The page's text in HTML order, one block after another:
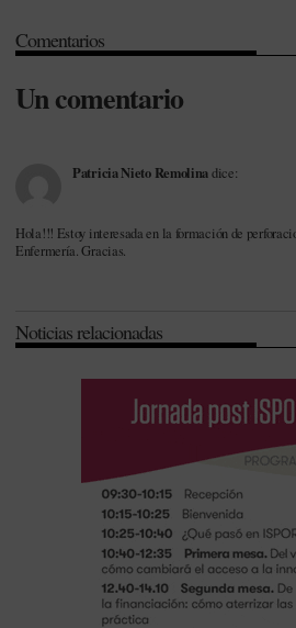
Comentarios
Un comentario
Patricia Nieto Remolinadice:
Hola!!! Estoy interesada en la formación de
Enfermería. Gracias.
Noticias relacionadas